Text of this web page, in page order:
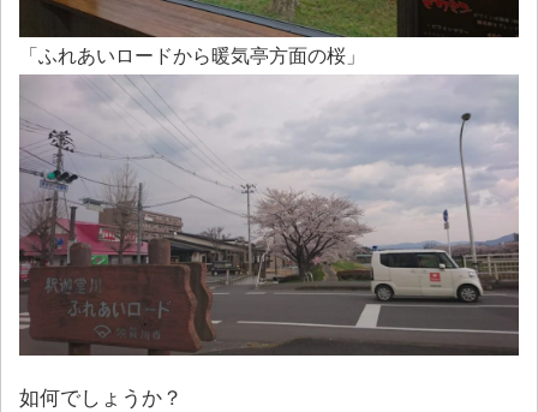
「ふれあいロードから暖気亭方面の桜」
如何でしょうか？